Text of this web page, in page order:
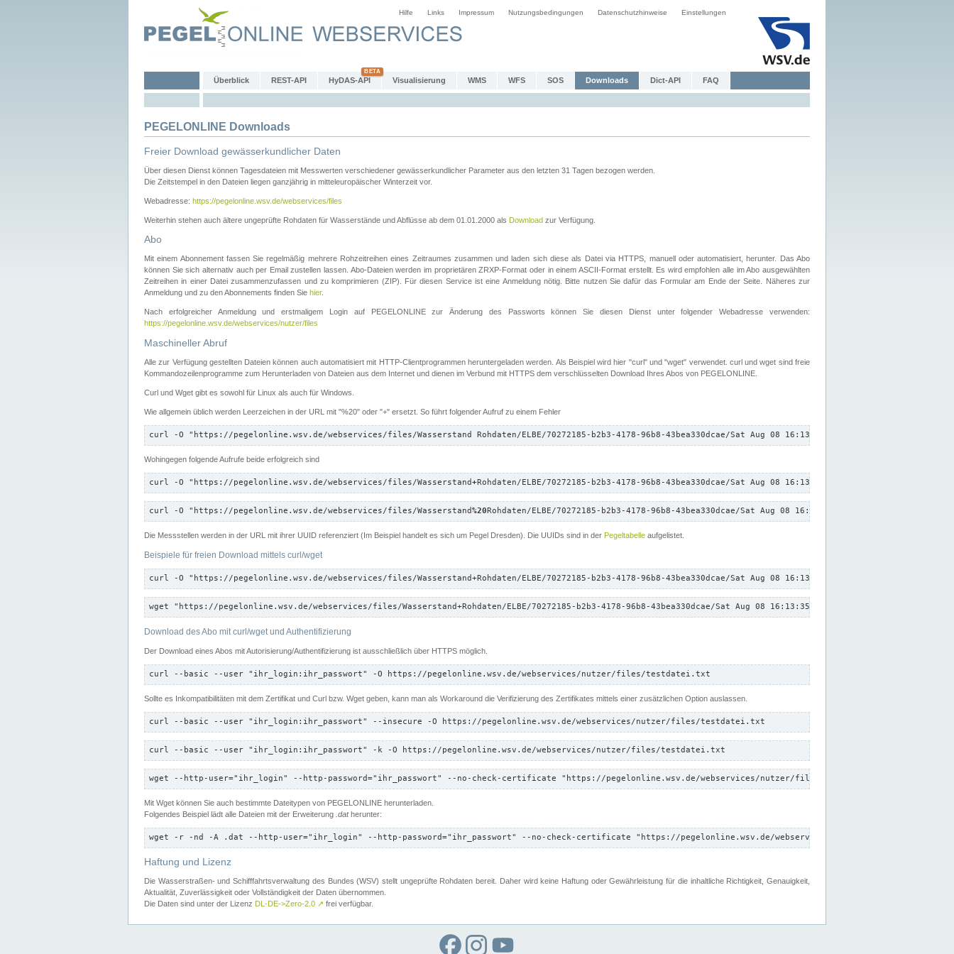
Hilfe Links Impressum Nutzungsbedingungen Datenschutzhinweise Einstellungen
Überblick REST-API HyDAS-API Visualisierung WMS WFS SOS Downloads Dict-API FAQ
PEGELONLINE Downloads
Freier Download gewässerkundlicher Daten
Über diesen Dienst können Tagesdateien mit Messwerten verschiedener gewässerkundlicher Parameter aus den letzten 31 Tagen bezogen werden.
Die Zeitstempel in den Dateien liegen ganzjährig in mitteleuropäischer Winterzeit vor.
Webadresse: https://pegelonline.wsv.de/webservices/files
Weiterhin stehen auch ältere ungeprüfte Rohdaten für Wasserstände und Abflüsse ab dem 01.01.2000 als Download zur Verfügung.
Abo
Mit einem Abonnement fassen Sie regelmäßig mehrere Rohzeitreihen eines Zeitraumes zusammen und laden sich diese als Datei via HTTPS, manuell oder automatisiert, herunter. Das Abo
können Sie sich alternativ auch per Email zustellen lassen. Abo-Dateien werden im proprietären ZRXP-Format oder in einem ASCII-Format erstellt. Es wird empfohlen alle im Abo ausgewählten
Zeitreihen in einer Datei zusammenzufassen und zu komprimieren (ZIP). Für diesen Service ist eine Anmeldung nötig. Bitte nutzen Sie dafür das Formular am Ende der Seite. Näheres zur
Anmeldung und zu den Abonnements finden Sie hier.
Nach erfolgreicher Anmeldung und erstmaligem Login auf PEGELONLINE zur Änderung des Passworts können Sie diesen Dienst unter folgender Webadresse verwenden:
https://pegelonline.wsv.de/webservices/nutzer/files
Maschineller Abruf
Alle zur Verfügung gestellten Dateien können auch automatisiert mit HTTP-Clientprogrammen heruntergeladen werden. Als Beispiel wird hier "curl" und "wget" verwendet. curl und wget sind freie
Kommandozeilenprogramme zum Herunterladen von Dateien aus dem Internet und dienen im Verbund mit HTTPS dem verschlüsselten Download Ihres Abos von PEGELONLINE.
Curl und Wget gibt es sowohl für Linux als auch für Windows.
Wie allgemein üblich werden Leerzeichen in der URL mit "%20" oder "+" ersetzt. So führt folgender Aufruf zu einem Fehler
curl -O "https://pegelonline.wsv.de/webservices/files/Wasserstand Rohdaten/ELBE/70272185-b2b3-4178-96b8-43bea330dcae/Sat Aug 08 16:13:35 CEST 2026/down.txt"
Wohingegen folgende Aufrufe beide erfolgreich sind
curl -O "https://pegelonline.wsv.de/webservices/files/Wasserstand+Rohdaten/ELBE/70272185-b2b3-4178-96b8-43bea330dcae/Sat Aug 08 16:13:35 CEST 2026/down.txt"
curl -O "https://pegelonline.wsv.de/webservices/files/Wasserstand%20Rohdaten/ELBE/70272185-b2b3-4178-96b8-43bea330dcae/Sat Aug 08 16:13:35 CEST 2026/down.txt"
Die Messstellen werden in der URL mit ihrer UUID referenziert (Im Beispiel handelt es sich um Pegel Dresden). Die UUIDs sind in der Pegeltabelle aufgelistet.
Beispiele für freien Download mittels curl/wget
curl -O "https://pegelonline.wsv.de/webservices/files/Wasserstand+Rohdaten/ELBE/70272185-b2b3-4178-96b8-43bea330dcae/Sat Aug 08 16:13:35 CEST 2026/down.txt"
wget "https://pegelonline.wsv.de/webservices/files/Wasserstand+Rohdaten/ELBE/70272185-b2b3-4178-96b8-43bea330dcae/Sat Aug 08 16:13:35 CEST 2026/down.txt"
Download des Abo mit curl/wget und Authentifizierung
Der Download eines Abos mit Autorisierung/Authentifizierung ist ausschließlich über HTTPS möglich.
curl --basic --user "ihr_login:ihr_passwort" -O https://pegelonline.wsv.de/webservices/nutzer/files/testdatei.txt
Sollte es Inkompatibilitäten mit dem Zertifikat und Curl bzw. Wget geben, kann man als Workaround die Verifizierung des Zertifikates mittels einer zusätzlichen Option auslassen.
curl --basic --user "ihr_login:ihr_passwort" --insecure -O https://pegelonline.wsv.de/webservices/nutzer/files/testdatei.txt
curl --basic --user "ihr_login:ihr_passwort" -k -O https://pegelonline.wsv.de/webservices/nutzer/files/testdatei.txt
wget --http-user="ihr_login" --http-password="ihr_passwort" --no-check-certificate "https://pegelonline.wsv.de/webservices/nutzer/files/testdatei.txt"
Mit Wget können Sie auch bestimmte Dateitypen von PEGELONLINE herunterladen.
Folgendes Beispiel lädt alle Dateien mit der Erweiterung .datherunter:
wget -r -nd -A .dat --http-user="ihr_login" --http-password="ihr_passwort" --no-check-certificate "https://pegelonline.wsv.de/webservices/nutzer/files"
Haftung und Lizenz
Die Wasserstraßen- und Schifffahrtsverwaltung des Bundes (WSV) stellt ungeprüfte Rohdaten bereit. Daher wird keine Haftung oder Gewährleistung für die inhaltliche Richtigkeit, Genauigkeit,
Aktualität, Zuverlässigkeit oder Vollständigkeit der Daten übernommen.
Die Daten sind unter der Lizenz DL-DE->Zero-2.0 ↗ frei verfügbar.